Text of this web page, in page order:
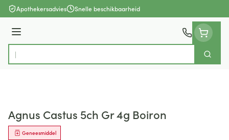
Ga naar de inhoud
Apothekersadvies Snelle beschikbaarheid
Menu
Product, merk, categorie...
Zoek
Agnus Castus 5ch Gr 4g Boiron
Geneesmiddel